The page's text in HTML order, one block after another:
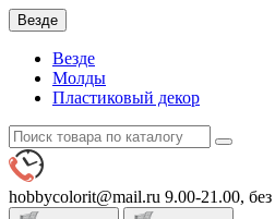
Везде
Везде
Молды
Пластиковый декор
hobbycolorit@mail.ru 9.00-21.00,